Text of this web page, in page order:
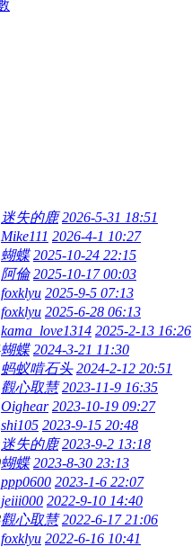
迷失的鹿 2026-5-31 18:51
Mike111 2026-4-1 10:27
蝴蝶 2025-10-24 22:15
阿倫 2025-10-17 00:03
foxklyu 2025-9-5 07:13
foxklyu 2025-6-28 06:13
kama_love1314 2025-2-13 16:26
蝴蝶 2024-3-21 11:30
蚂蚁啃石头 2024-2-12 20:51
觀心取慧 2023-11-9 16:35
Oighear 2023-10-19 09:27
shi105 2023-9-15 20:48
迷失的鹿 2023-9-2 13:18
蝴蝶 2023-8-30 23:13
ppp0600 2023-1-6 22:07
jeiii000 2022-9-10 14:40
觀心取慧 2022-6-17 21:06
foxklyu 2022-6-16 10:41